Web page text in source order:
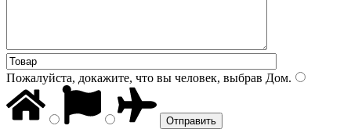
Пожалуйста, докажите, что вы человек, выбрав Дом.